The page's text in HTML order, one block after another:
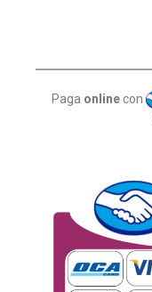
Paga online con